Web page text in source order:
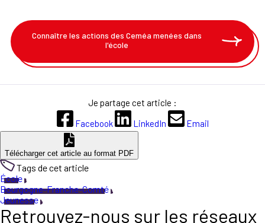
Connaître les actions des Ceméa menées dans
l'école
Je partage cet article :
Facebook
LinkedIn Email
Télécharger cet article au format PDF
Tags de cet article
École
Bourgogne-Franche-Comté
Jeunesse
Retrouvez-nous sur les réseaux